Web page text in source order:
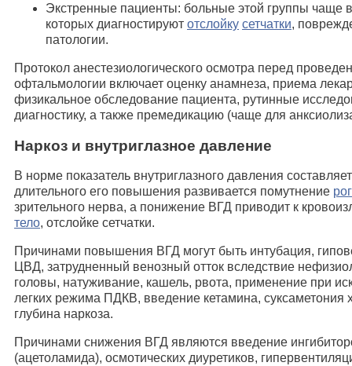
Экстренные пациенты: больные этой группы чаще
которых диагностируют отслойку сетчатки,
патологии.
Протокол анестезиологического осмотра перед
офтальмологии включает оценку анамнеза, приема
физикальное обследование пациента, рутинные
диагностику, а также премедикацию (чаще для
Наркоз и внутриглазное давление
В норме показатель внутриглазного давления
длительного его повышения развивается помутнение
зрительного нерва, а понижение ВГД приводит к
тело, отслойке сетчатки.
Причинами повышения ВГД могут быть интубация,
ЦВД, затрудненный венозный отток вследствие
головы, натуживание, кашель, рвота, применение при
легких режима ПДКВ, введение кетамина, суксаметония
глубина наркоза.
Причинами снижения ВГД являются введение
(ацетоламида), осмотических диуретиков,